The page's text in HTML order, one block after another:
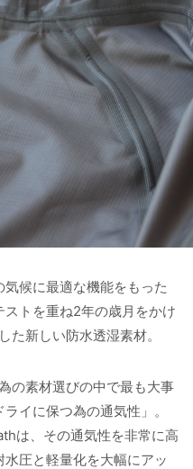
候に最適な機能をもった
トを重ね2年の歳月をかけ
新しい防水透湿素材。
の素材選びの中で最も大事
イに保つ為の通気性」。
は、その通気性を非常に高
圧と軽量化を大幅にアッ